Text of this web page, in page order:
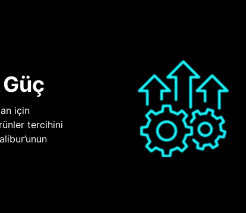
için
tercihini